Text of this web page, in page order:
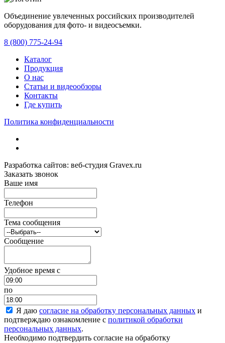
Объединение увлеченных российских производителей
оборудования для фото- и видеосъемки.
8 (800) 775-24-94
Каталог
Продукция
О нас
Статьи и видеообзоры
Контакты
Где купить
Политика конфиденциальности
Разработка сайтов: веб-студия Gravex.ru
Заказать звонок
Ваше имя
Телефон
Тема сообщения
Сообщение
Удобное время c
по
Я даю согласие на обработку персональных данных и
подтверждаю ознакомление с политикой обработки
персональных данных.
Необходимо подтвердить согласие на обработку